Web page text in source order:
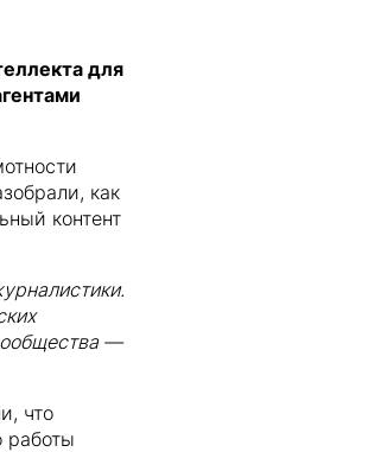
для
как
контент
—
что
работы